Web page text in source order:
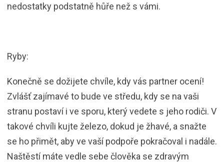
nedostatky podstatně hůře než s vámi.
Ryby:
Konečně se dožijete chvíle, kdy vás partner ocení!
Zvlášť zajímavé to bude ve středu, kdy se na vaši
stranu postaví i ve sporu, který vedete s jeho rodiči. V
takové chvíli kujte železo, dokud je žhavé, a snažte
se ho přimět, aby ve vaší podpoře pokračoval i nadále.
Naštěstí máte vedle sebe člověka se zdravým